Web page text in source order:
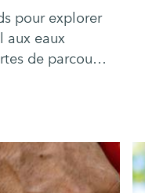
pour explorer
aux eaux
de parcours